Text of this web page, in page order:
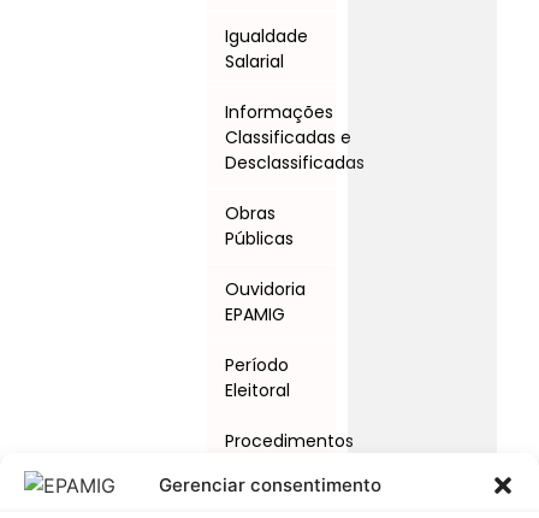
Gerenciar consentimento
Igualdade
Salarial
Informações
Classificadas e
Desclassificadas
Obras
Públicas
Ouvidoria
EPAMIG
Período
Eleitoral
Procedimentos